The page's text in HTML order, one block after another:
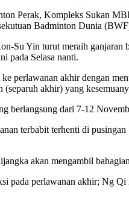
Perak, Kompleks Sukan
Badminton Dunia
Su Yin turut meraih
pada Selasa nanti.
perlawanan akhir dengan
akhir) yang
berlangsung dari 7-12
terbabit terhenti di
akan mengambil
pada perlawanan akhir; Ng